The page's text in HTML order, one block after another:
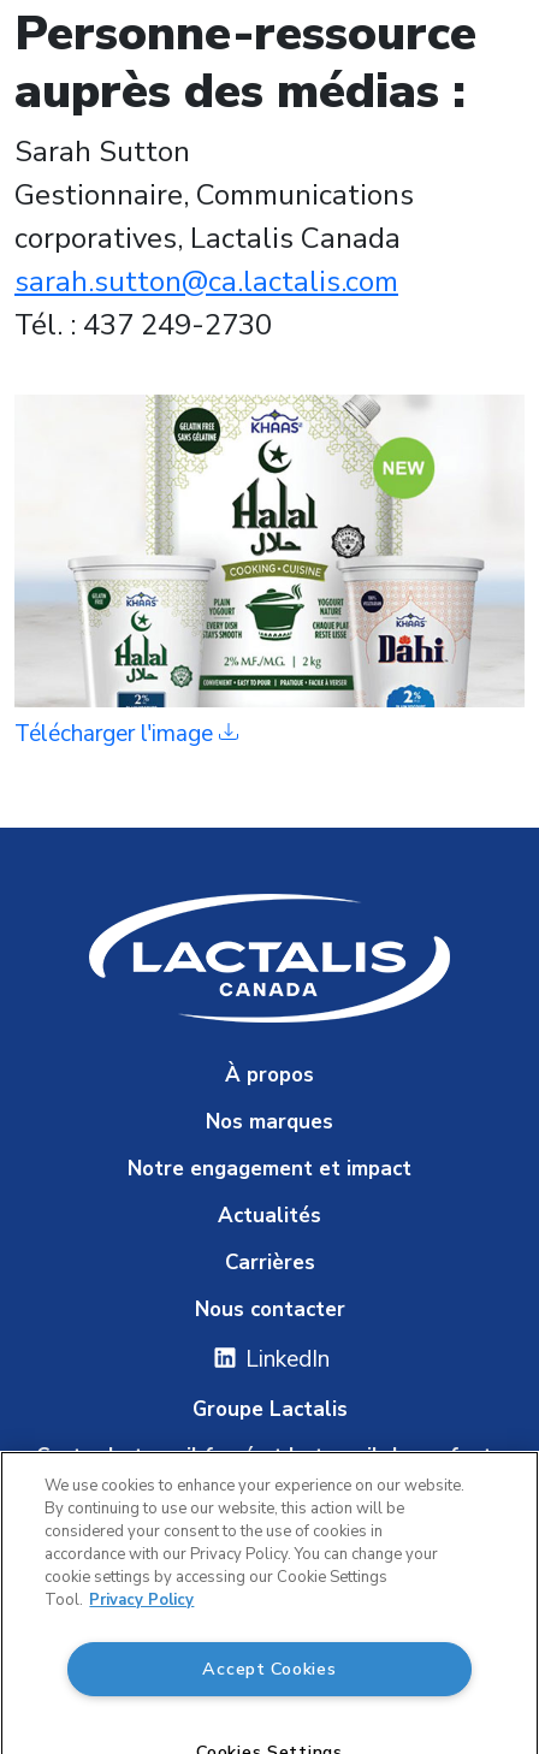
Personne-ressource
auprès des médias :
Sarah Sutton
Gestionnaire, Communications
corporatives, Lactalis Canada
sarah.sutton@ca.lactalis.com
Tél. : 437 249-2730
Télécharger l'image
À propos
Nos marques
Notre engagement et impact
Actualités
Carrières
Nous contacter
LinkedIn
Groupe Lactalis
Contre le travail forcé et le travail des enfants
Plateforme d'alerte
Politique de confidentialité
Conditions d'utilisation | Accessibilité
We use cookies to enhance your experience on our website.
By continuing to use our website, this action will be
considered your consent to the use of cookies in
accordance with our Privacy Policy. You can change your
cookie settings by accessing our Cookie Settings
Tool. Privacy Policy
Accept Cookies